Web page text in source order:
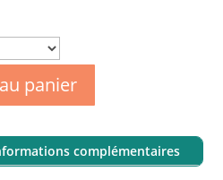
panier
complémentaires